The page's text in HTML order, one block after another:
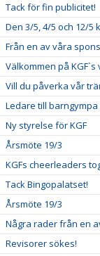
Tack för fin publicitet!
Den 3/5, 4/5 och 12/5
Från en av våra
Välkommen på
Vill du påverka vår
Ledare till
Ny styrelse för KGF
Årsmöte 19/3
KGFs cheerleaders
Tack Bingopalatset!
Årsmöte 19/3
Några rader från en
Revisorer sökes!